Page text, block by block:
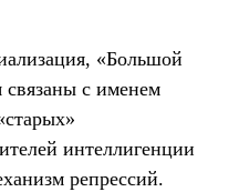
«Большой
с именем
интеллигенции
репрессий.